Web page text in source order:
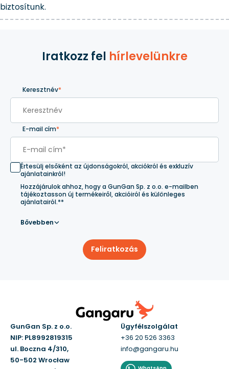
biztosítunk.
Iratkozz fel hírlevelünkre
Keresztnév*
E-mail cím*
Értesülj elsőként az újdonságokról, akciókról és exkluzív
ajánlatainkról!
Hozzájárulok ahhoz, hogy a GunGan Sp. z o.o. e-mailben
tájékoztasson új termékeiről, akcióiról és különleges
ajánlatairól.**
Bővebben
Feliratkozás
GunGan Sp. z o.o.
NIP: PL8992819315
ul. Boczna 4/310,
50-502 Wrocław
Ügyfélszolgálat
+36 20 526 3363
info@gangaru.hu